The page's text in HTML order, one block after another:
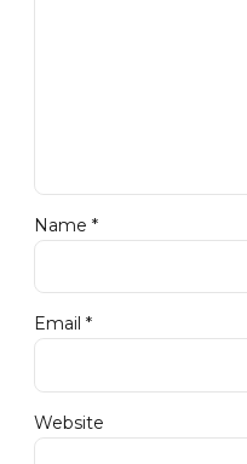
Name *
Email *
Website